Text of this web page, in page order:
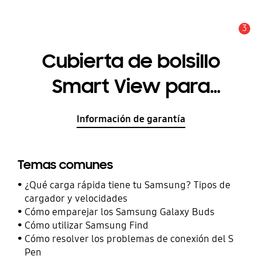
3
Cubierta de bolsillo
Smart View para
Galaxy S23+
Información de garantía
Temas comunes
¿Qué carga rápida tiene tu Samsung? Tipos de
cargador y velocidades
Cómo emparejar los Samsung Galaxy Buds
Cómo utilizar Samsung Find
Cómo resolver los problemas de conexión del S
Pen